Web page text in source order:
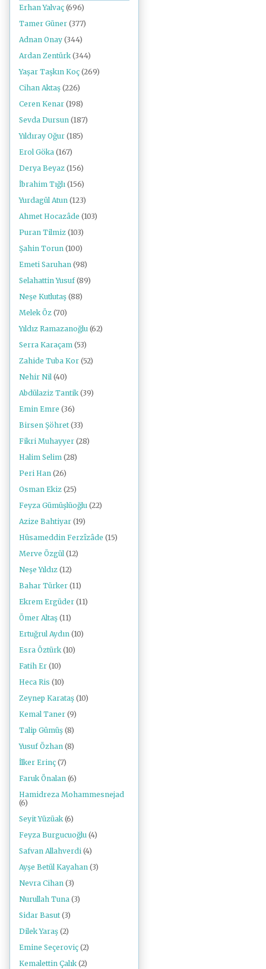
Erhan Yalvaç (696)
Tamer Güner (377)
Adnan Onay (344)
Ardan Zentürk (344)
Yaşar Taşkın Koç (269)
Cihan Aktaş (226)
Ceren Kenar (198)
Sevda Dursun (187)
Yıldıray Oğur (185)
Erol Göka (167)
Derya Beyaz (156)
İbrahim Tığlı (156)
Yurdagül Atun (123)
Ahmet Hocazâde (103)
Puran Tilmiz (103)
Şahin Torun (100)
Emeti Saruhan (98)
Selahattin Yusuf (89)
Neşe Kutlutaş (88)
Melek Öz (70)
Yıldız Ramazanoğlu (62)
Serra Karaçam (53)
Zahide Tuba Kor (52)
Nehir Nil (40)
Abdülaziz Tantik (39)
Emin Emre (36)
Birsen Şöhret (33)
Fikri Muhayyer (28)
Halim Selim (28)
Peri Han (26)
Osman Ekiz (25)
Feyza Gümüşlüoğlu (22)
Azize Bahtiyar (19)
Hüsameddin Ferzîzâde (15)
Merve Özgül (12)
Neşe Yıldız (12)
Bahar Türker (11)
Ekrem Ergüder (11)
Ömer Altaş (11)
Ertuğrul Aydın (10)
Esra Öztürk (10)
Fatih Er (10)
Heca Ris (10)
Zeynep Karataş (10)
Kemal Taner (9)
Talip Gümüş (8)
Yusuf Özhan (8)
İlker Erinç (7)
Faruk Önalan (6)
Hamidreza Mohammesnejad
(6)
Seyit Yüzüak (6)
Feyza Burgucuoğlu (4)
Safvan Allahverdi (4)
Ayşe Betül Kayahan (3)
Nevra Cihan (3)
Nurullah Tuna (3)
Sidar Basut (3)
Dilek Yaraş (2)
Emine Seçeroviç (2)
Kemalettin Çalık (2)